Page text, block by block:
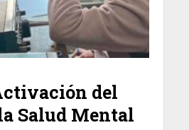
del
Salud Mental